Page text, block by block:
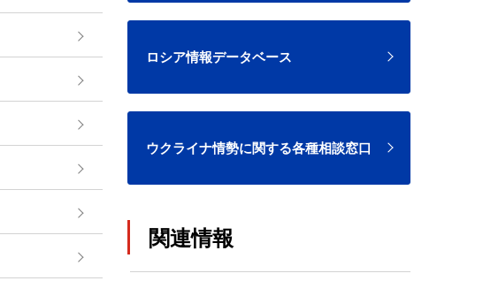
ロシア情報データベース
ウクライナ情勢に関する各種相談窓口
関連情報